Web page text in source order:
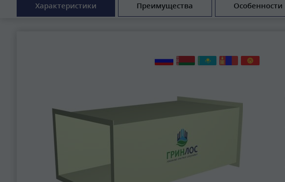
Характеристики Преимущества Особенности